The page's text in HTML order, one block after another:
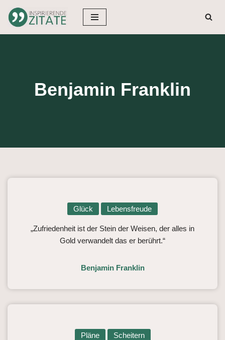
Zum
Benjamin Franklin
Glück Lebensfreude
„Zufriedenheit ist der Stein der Weisen, der alles in
Gold verwandelt das er berührt.“
Benjamin Franklin
Pläne Scheitern